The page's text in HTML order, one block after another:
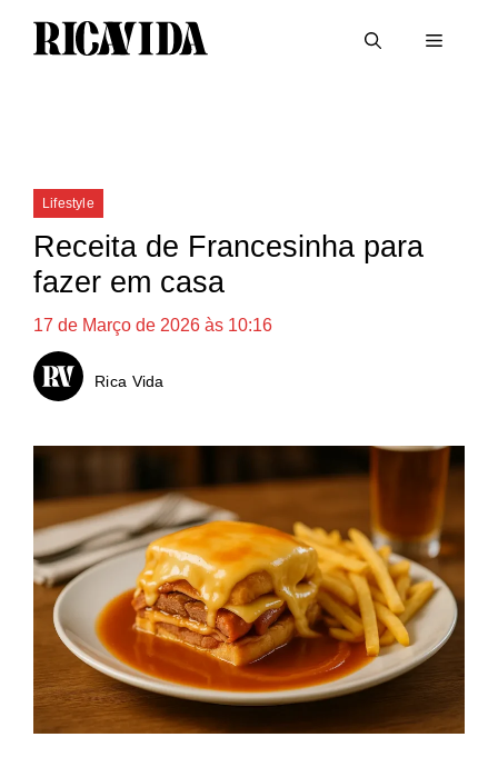
Categorias
Lifestyle
Receita de Francesinha para
fazer em casa
17 de Março de 2026 às 10:16
Rica Vida